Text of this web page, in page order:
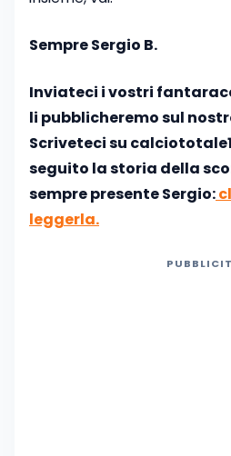
Sempre Sergio B.
Inviateci i vostri
li pubblicheremo sul
Scriveteci su
seguito la storia della
sempre presente Sergio:
leggerla.